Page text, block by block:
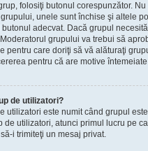
folosiţi butonul corespunzător.
unele sunt închise şi altele
adecvat. Dacă grupul
grupului va trebui să
pentru care doriţi să vă alăturaţi
pentru că are motive
de utilizatori?
utilizatori este numit când grupul
utilizatori, atunci primul lucru pe
i trimiteţi un mesaj privat.